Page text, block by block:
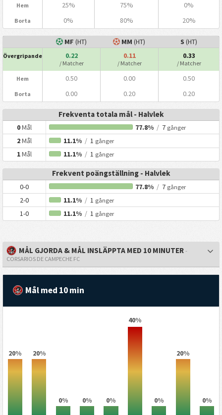
Hem 25% 75% 0%
Borta 0% 80% 20%
MF (HT) MM (HT) S (HT)
Övergripande 0.22
/ Matcher
0.11
/ Matcher
0.33
/ Matcher
Hem 0.50 0.00 0.50
Borta 0.00 0.20 0.20
Frekventa totala mål - Halvlek
0Mål 77.8% / 7 gånger
2Mål 11.1% / 1 gånger
1Mål 11.1% / 1 gånger
Frekvent poängställning - Halvlek
0-0 77.8% / 7 gånger
2-0 11.1% / 1 gånger
1-0 11.1% / 1 gånger
MÅL GJORDA & MÅL INSLÄPPTA MED 10 MINUTER -
CORSARIOS DE CAMPECHE FC
Mål med 10 min
20% 20%
0% 0% 0%
40%
0%
20%
0%